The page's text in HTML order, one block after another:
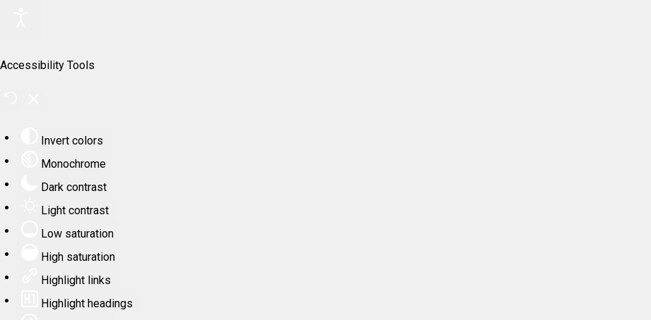
Accessibility Tools
Invert colors
Monochrome
Dark contrast
Light contrast
Low saturation
High saturation
Highlight links
Highlight headings